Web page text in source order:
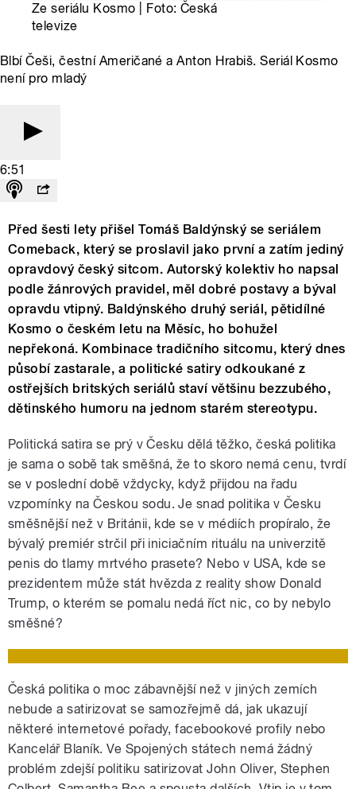
Ze seriálu Kosmo | Foto: Česká
televize
Blbí Češi, čestní Američané a Anton Hrabiš. Seriál Kosmo
není pro mladý
6:51
Před šesti lety přišel Tomáš Baldýnský se seriálem
Comeback, který se proslavil jako první a zatím jediný
opravdový český sitcom. Autorský kolektiv ho napsal
podle žánrových pravidel, měl dobré postavy a býval
opravdu vtipný. Baldýnského druhý seriál, pětidílné
Kosmo o českém letu na Měsíc, ho bohužel
nepřekoná. Kombinace tradičního sitcomu, který dnes
působí zastarale, a politické satiry odkoukané z
ostřejších britských seriálů staví většinu bezzubého,
dětinského humoru na jednom starém stereotypu.
Politická satira se prý v Česku dělá těžko, česká politika
je sama o sobě tak směšná, že to skoro nemá cenu, tvrdí
se v poslední době vždycky, když přijdou na řadu
vzpomínky na Českou sodu. Je snad politika v Česku
směšnější než v Británii, kde se v médiích propíralo, že
bývalý premiér strčil při iniciačním rituálu na univerzitě
penis do tlamy mrtvého prasete? Nebo v USA, kde se
prezidentem může stát hvězda z reality show Donald
Trump, o kterém se pomalu nedá říct nic, co by nebylo
směšné?
Česká politika o moc zábavnější než v jiných zemích
nebude a satirizovat se samozřejmě dá, jak ukazují
některé internetové pořady, facebookové profily nebo
Kancelář Blaník. Ve Spojených státech nemá žádný
problém zdejší politiku satirizovat John Oliver, Stephen